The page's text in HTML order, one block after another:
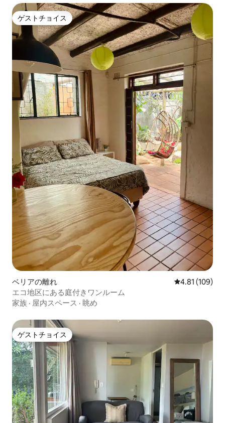
ゲストチョイス
ゲストチョイス
ベリアの離れ レビュー109
4.81 (109)
エコ地区にある庭付きワンルーム
家族 · 屋内スペース · 眺め
ゲストチョイス
ゲストチョイス